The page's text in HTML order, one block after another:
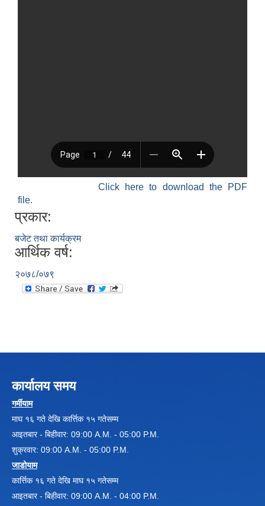
Click here to download the PDF
file.
प्रकार:
बजेट तथा कार्यक्रम
आर्थिक वर्ष:
२०७८/०७९
कार्यालय समय
गर्मीयाम
माघ १६ गते देखि कार्त्तिक १५ गतेसम्म
आइतबार - बिहीवार: 09:00 A.M. - 05:00 P.M.
शुक्रवार: 09:00 A.M. - 05:00 P.M.
जाडोयाम
कार्त्तिक १६ गते देखि माघ १५ गतेसम्म
आइतबार - बिहीवार: 09:00 A.M. - 04:00 P.M.